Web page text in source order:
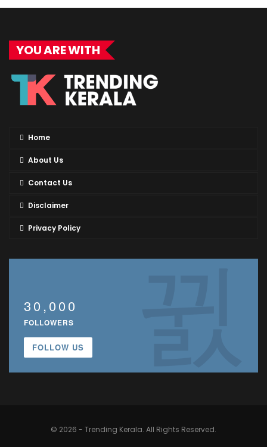
YOU ARE WITH
Home
About Us
Contact Us
Disclaimer
Privacy Policy
30,000
FOLLOWERS
FOLLOW US
© 2026 - Trending Kerala. All Rights Reserved.